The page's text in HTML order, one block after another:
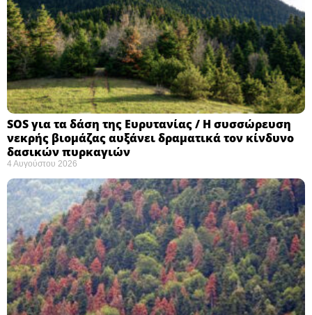
SOS για τα δάση της Ευρυτανίας / Η συσσώρευση
νεκρής βιομάζας αυξάνει δραματικά τον κίνδυνο
δασικών πυρκαγιών
4 Αυγούστου 2026